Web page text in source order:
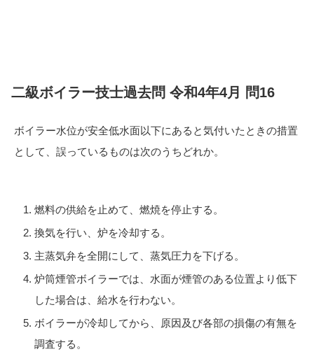
二級ボイラー技士過去問 令和4年4月 問16
ボイラー水位が安全低水面以下にあると気付いたときの措置
として、誤っているものは次のうちどれか。
燃料の供給を止めて、燃焼を停止する。
換気を行い、炉を冷却する。
主蒸気弁を全開にして、蒸気圧力を下げる。
炉筒煙管ボイラーでは、水面が煙管のある位置より低下
した場合は、給水を行わない。
ボイラーが冷却してから、原因及び各部の損傷の有無を
調査する。